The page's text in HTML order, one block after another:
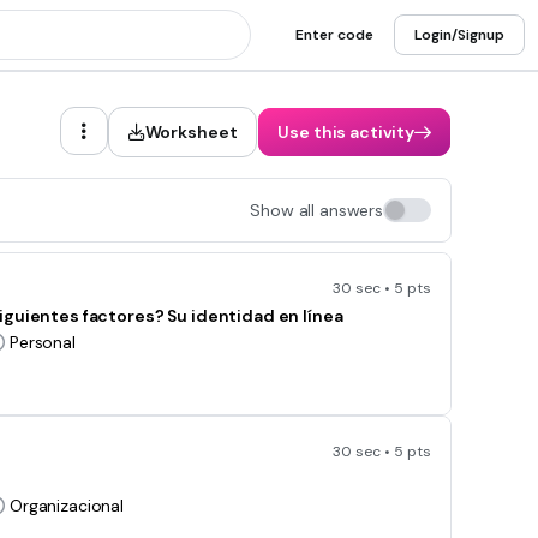
Enter code Login/Signup
Worksheet Use this activity
Show all answers
30 sec • 5 pts
factores? Su identidad en línea
Personal
30 sec • 5 pts
Organizacional